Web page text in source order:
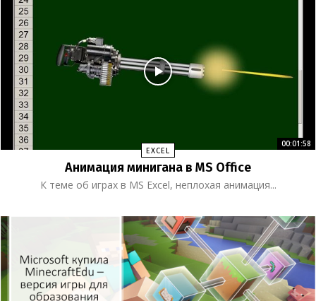
EXCEL
00:01:58
Анимация минигана в MS Office
К теме об играх в MS Excel, неплохая анимация...